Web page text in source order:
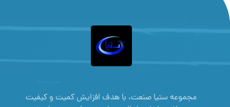
مجموعه ستیا صنعت، با هدف افزایش کمیت و کیفیت